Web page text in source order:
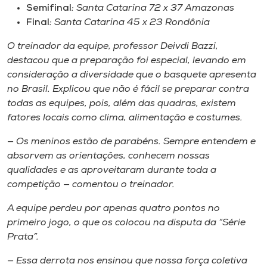
Semifinal: Santa Catarina 72 x 37 Amazonas
Final: Santa Catarina 45 x 23 Rondônia
O treinador da equipe, professor Deivdi Bazzi,
destacou que a preparação foi especial, levando em
consideração a diversidade que o basquete apresenta
no Brasil. Explicou que não é fácil se preparar contra
todas as equipes, pois, além das quadras, existem
fatores locais como clima, alimentação e costumes.
— Os meninos estão de parabéns. Sempre entendem e
absorvem as orientações, conhecem nossas
qualidades e as aproveitaram durante toda a
competição — comentou o treinador.
A equipe perdeu por apenas quatro pontos no
primeiro jogo, o que os colocou na disputa da “Série
Prata”.
— Essa derrota nos ensinou que nossa força coletiva